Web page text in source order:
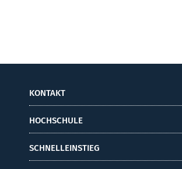
KONTAKT
HOCHSCHULE
SCHNELLEINSTIEG